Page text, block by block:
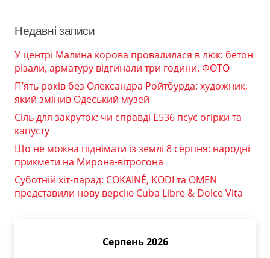
Недавні записи
У центрі Малина корова провалилася в люк: бетон
різали, арматуру відгинали три години. ФОТО
П’ять років без Олександра Ройтбурда: художник,
який змінив Одеський музей
Сіль для закруток: чи справді Е536 псує огірки та
капусту
Що не можна піднімати із землі 8 серпня: народні
прикмети на Мирона-вітрогона
Суботній хіт-парад: COKAINÉ, KODI та OMEN
представили нову версію Cuba Libre & Dolce Vita
Серпень 2026